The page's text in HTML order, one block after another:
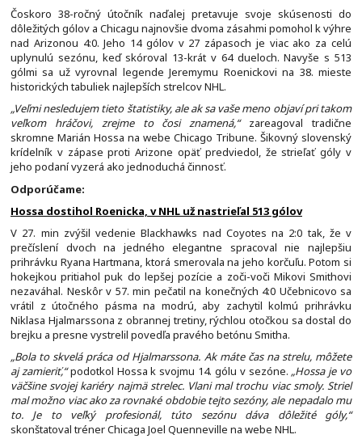
Čoskoro 38-ročný útočník naďalej pretavuje svoje skúsenosti do
dôležitých gólov a Chicagu najnovšie dvoma zásahmi pomohol k výhre
nad Arizonou 4:0. Jeho 14 gólov v 27 zápasoch je viac ako za celú
uplynulú sezónu, keď skóroval 13-krát v 64 dueloch. Navyše s 513
gólmi sa už vyrovnal legende Jeremymu Roenickovi na 38. mieste
historických tabuliek najlepších strelcov NHL.
„Veľmi nesledujem tieto štatistiky, ale ak sa vaše meno objaví pri takom
veľkom hráčovi, zrejme to čosi znamená,“zareagoval tradične
skromne Marián Hossa na webe Chicago Tribune. Šikovný slovenský
krídelník v zápase proti Arizone opäť predviedol, že strieľať góly v
jeho podaní vyzerá ako jednoduchá činnosť.
Odporúčame:
Hossa dostihol Roenicka, v NHL už nastrieľal 513 gólov
V 27. min zvýšil vedenie Blackhawks nad Coyotes na 2:0 tak, že v
prečíslení dvoch na jedného elegantne spracoval nie najlepšiu
prihrávku Ryana Hartmana, ktorá smerovala na jeho korčuľu. Potom si
hokejkou pritiahol puk do lepšej pozície a zoči-voči Mikovi Smithovi
nezaváhal. Neskôr v 57. min pečatil na konečných 4:0 Učebnicovo sa
vrátil z útočného pásma na modrú, aby zachytil kolmú prihrávku
Niklasa Hjalmarssona z obrannej tretiny, rýchlou otočkou sa dostal do
brejku a presne vystrelil povedľa pravého betónu Smitha.
„Bola to skvelá práca od Hjalmarssona. Ak máte čas na strelu, môžete
aj zamieriť,“podotkol Hossa k svojmu 14. gólu v sezóne. „Hossa je vo
väčšine svojej kariéry najmä strelec. Vlani mal trochu viac smoly. Striel
mal možno viac ako za rovnaké obdobie tejto sezóny, ale nepadalo mu
to. Je to veľký profesionál, túto sezónu dáva dôležité góly,“
skonštatoval tréner Chicaga Joel Quenneville na webe NHL.